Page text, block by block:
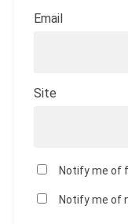
Email
Site
Notify me of
Notify me of